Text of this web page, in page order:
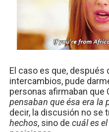
El caso es que,
intercambios, pude
personas afirmaban que
pensaban que ésa era la
decir, la discusión no se
hechos, sino de cuál es